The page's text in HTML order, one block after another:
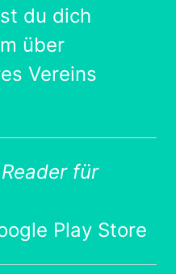
du dich
über
Vereins
Reader für
Play Store